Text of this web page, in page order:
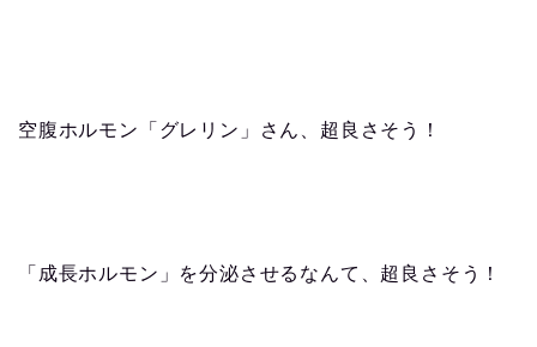
空腹ホルモン「グレリン」さん、超良さそう！
「成長ホルモン」を分泌させるなんて、超良さそう！